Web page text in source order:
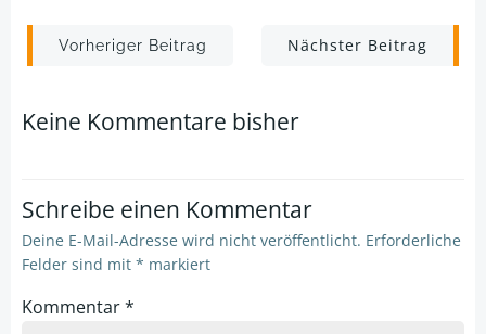
Post
navigation
Vorheriger Beitrag
Post
navigation
Nächster Beitrag
Keine Kommentare bisher
Schreibe einen Kommentar
Deine E-Mail-Adresse wird nicht veröffentlicht. Erforderliche
Felder sind mit * markiert
Kommentar*